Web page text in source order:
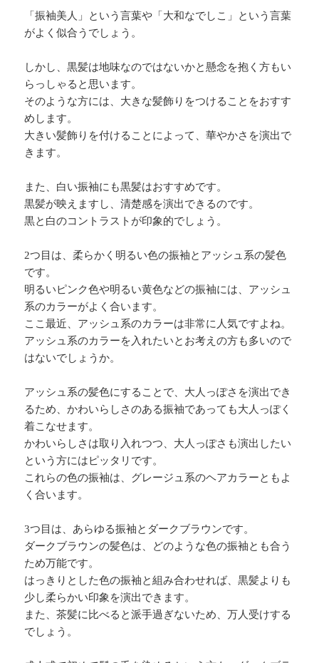
「振袖美人」という言葉や「大和なでしこ」という言葉
がよく似合うでしょう。
しかし、黒髪は地味なのではないかと懸念を抱く方もい
らっしゃると思います。
そのような方には、大きな髪飾りをつけることをおすす
めします。
大きい髪飾りを付けることによって、華やかさを演出で
きます。
また、白い振袖にも黒髪はおすすめです。
黒髪が映えますし、清楚感を演出できるのです。
黒と白のコントラストが印象的でしょう。
2つ目は、柔らかく明るい色の振袖とアッシュ系の髪色
です。
明るいピンク色や明るい黄色などの振袖には、アッシュ
系のカラーがよく合います。
ここ最近、アッシュ系のカラーは非常に人気ですよね。
アッシュ系のカラーを入れたいとお考えの方も多いので
はないでしょうか。
アッシュ系の髪色にすることで、大人っぽさを演出でき
るため、かわいらしさのある振袖であっても大人っぽく
着こなせます。
かわいらしさは取り入れつつ、大人っぽさも演出したい
という方にはピッタリです。
これらの色の振袖は、グレージュ系のヘアカラーともよ
く合います。
3つ目は、あらゆる振袖とダークブラウンです。
ダークブラウンの髪色は、どのような色の振袖とも合う
ため万能です。
はっきりとした色の振袖と組み合わせれば、黒髪よりも
少し柔らかい印象を演出できます。
また、茶髪に比べると派手過ぎないため、万人受けする
でしょう。